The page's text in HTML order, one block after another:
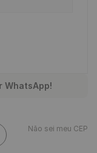
WhatsApp!
Não sei meu CEP